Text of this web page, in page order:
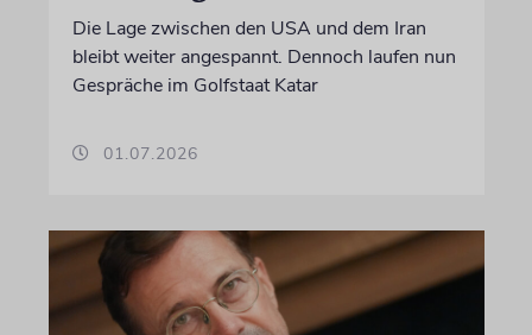
Die Lage zwischen den USA und dem Iran
bleibt weiter angespannt. Dennoch laufen nun
Gespräche im Golfstaat Katar
01.07.2026